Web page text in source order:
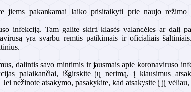
jiems pakankamai laiko prisitaikyti prie naujo
infekciją. Tam galite skirti klasės valandėles ar dalį
yra svarbu remtis patikimais ir oficialiais
dalintis savo mintimis ir jausmais apie koronaviruso
palaikančiai, išgirskite jų nerimą, į klausimus
nežinote atsakymo, pasakykite, kad atsakysite į jį